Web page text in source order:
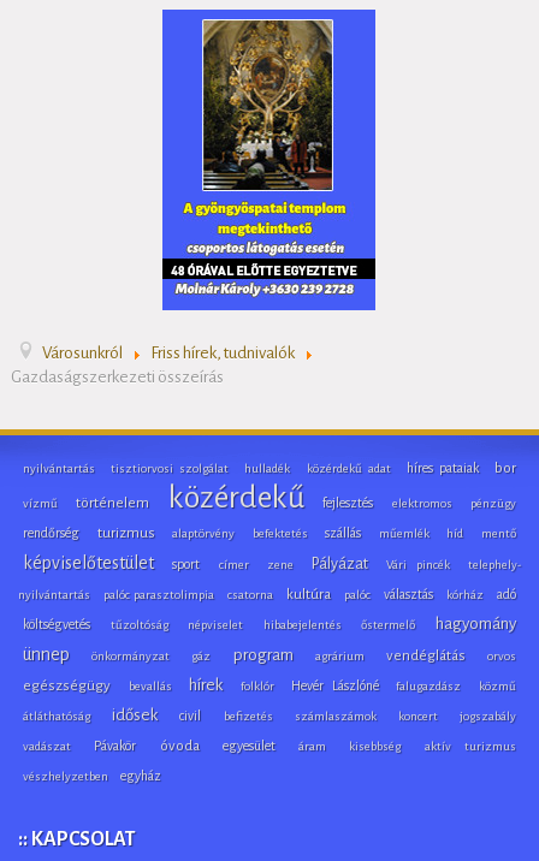
Városunkról
Friss hírek, tudnivalók
Gazdaságszerkezeti összeírás
nyilvántartás tisztiorvosi szolgálat hulladék közérdekű adat híres pataiak bor
vízmű történelem közérdekű fejlesztés elektromos pénzügy
rendőrség turizmus alaptörvény befektetés szállás műemlék híd mentő
képviselőtestület sport címer zene Pályázat Vári pincék telephely-
nyilvántartás palóc parasztolimpia csatorna kultúra palóc választás kórház adó
költségvetés tűzoltóság népviselet hibabejelentés őstermelő hagyomány
ünnep önkormányzat gáz program agrárium vendéglátás orvos
egészségügy bevallás hírek folklór Hevér Lászlóné falugazdász közmű
átláthatóság idősek civil befizetés számlaszámok koncert jogszabály
vadászat Pávakör óvoda egyesület áram kisebbség aktív turizmus
vészhelyzetben egyház
:: KAPCSOLAT